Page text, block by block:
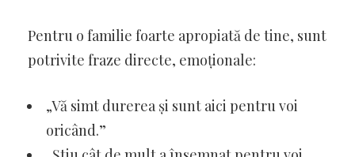
Pentru o familie foarte apropiată de tine, sunt
potrivite fraze directe, emoționale:
„Vă simt durerea și sunt aici pentru voi
oricând.”